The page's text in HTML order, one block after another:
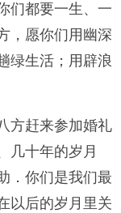
们都要一生、一
，愿你们用幽深
绿生活；用辟浪
方赶来参加婚礼
几十年的岁月
．你们是我们最
以后的岁月里关